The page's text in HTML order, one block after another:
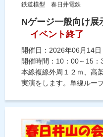
鉄道模型 春日井電鉄
Nゲージ一般向け展
イベント終了
開催日：2026年06月14日
開催時間：10：00～15：
本線複線外周１２ｍ、高
実演をします。単線ルー